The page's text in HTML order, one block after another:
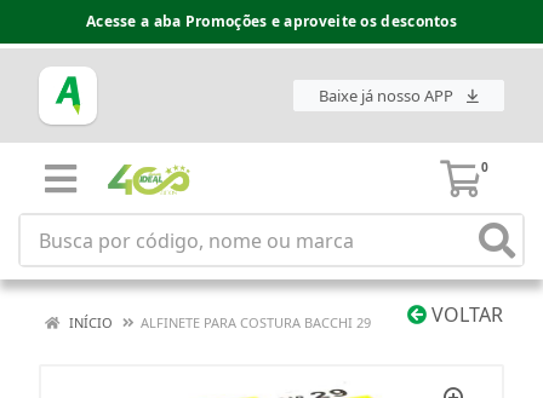
Acesse a aba Promoções e aproveite os descontos
Baixe já nosso APP
0
VOLTAR
INÍCIO ALFINETE PARA COSTURA BACCHI 29